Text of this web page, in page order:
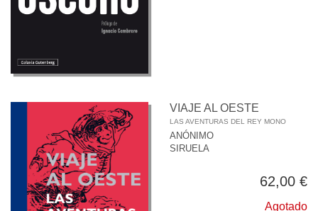
VIAJE AL OESTE
LAS AVENTURAS DEL REY MONO
ANÓNIMO
SIRUELA
62,00 €
Agotado